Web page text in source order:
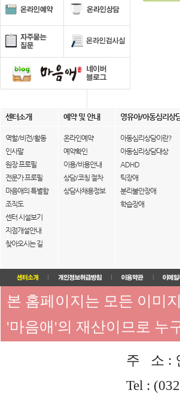
센터소개 예약 및 안내 영유아/아동심리상
역할/비전/활동
인사말
원장 프로필
전문가 프로필
마음애의 특별함
조직도
센터 시설보기
지점개설안내
찾아오시는 길
온라인예약
예약확인
이용/비용안내
상담/코칭 절차
상담사채용정보
아동심리상담이란?
아동심리상담대상
ADHD
틱장애
분리불안장애
학습장애
본 홈페이지는 모든 이미
'마음애'의 재산이므로 누
주 소 :
Tel :